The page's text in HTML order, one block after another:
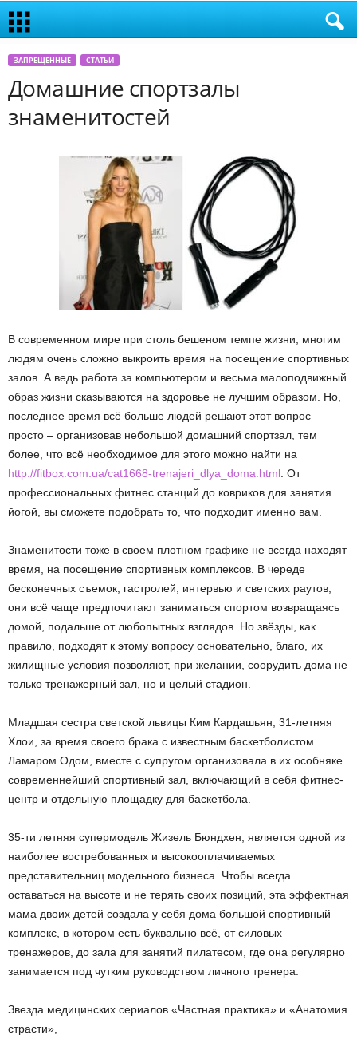
ЗАПРЕЩЕННЫЕ СТАТЬИ
Домашние спортзалы
знаменитостей
В современном мире при столь бешеном темпе жизни, многим
людям очень сложно выкроить время на посещение спортивных
залов. А ведь работа за компьютером и весьма малоподвижный
образ жизни сказываются на здоровье не лучшим образом. Но,
последнее время всё больше людей решают этот вопрос
просто – организовав небольшой домашний спортзал, тем
более, что всё необходимое для этого можно найти на
http://fitbox.com.ua/cat1668-trenajeri_dlya_doma.html . От
профессиональных фитнес станций до ковриков для занятия
йогой, вы сможете подобрать то, что подходит именно вам.
Знаменитости тоже в своем плотном графике не всегда находят
время, на посещение спортивных комплексов. В череде
бесконечных съемок, гастролей, интервью и светских раутов,
они всё чаще предпочитают заниматься спортом возвращаясь
домой, подальше от любопытных взглядов. Но звёзды, как
правило, подходят к этому вопросу основательно, благо, их
жилищные условия позволяют, при желании, соорудить дома не
только тренажерный зал, но и целый стадион.
Младшая сестра светской львицы Ким Кардашьян, 31-летняя
Хлои, за время своего брака с известным баскетболистом
Ламаром Одом, вместе с супругом организовала в их особняке
современнейший спортивный зал, включающий в себя фитнес-
центр и отдельную площадку для баскетбола.
35-ти летняя супермодель Жизель Бюндхен, является одной из
наиболее востребованных и высокооплачиваемых
представительниц модельного бизнеса. Чтобы всегда
оставаться на высоте и не терять своих позиций, эта эффектная
мама двоих детей создала у себя дома большой спортивный
комплекс, в котором есть буквально всё, от силовых
тренажеров, до зала для занятий пилатесом, где она регулярно
занимается под чутким руководством личного тренера.
Звезда медицинских сериалов «Частная практика» и «Анатомия
страсти»,